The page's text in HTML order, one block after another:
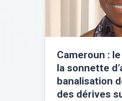
Cameroun :
la sonnette
banalisation
des dérives